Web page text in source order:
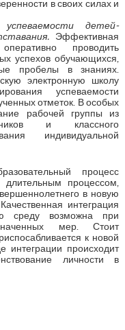
в своих силах и
детей-
Эффективная
проводить
успехов обучающихся,
пробелы в знаниях.
электронную школу
успеваемости
отметок. В особых
рабочей группы из
и классного
индивидуальной
процесс
процессом,
в новую
интеграция
среду возможна при
мер. Стоит
к новой
интеграции происходит
личности в